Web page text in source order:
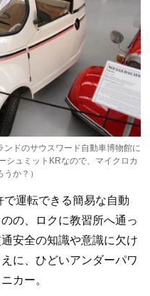
ドのサウスワード自動車博物館に
シュミットKRなので、マイクロカ
か？）
運転できる簡易な自動
の、ロクに教習所へ通っ
安全の知識や意識に欠け
に、ひどいアンダーパワ
カー。